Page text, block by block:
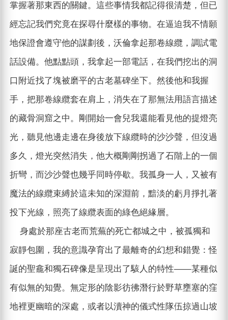
掌握著那東西的關鍵。這些事情我都記得很清楚，但已
經忘記我們究竟在探尋什麼樣的事物。在逼迫我不情願
地保證會遵守他的謀劃後，沃倫拿起那卷線纜，調試電
話設備。他點點頭，我拿起一部電話，在我們挖出的洞
口附近找了塊被磨平的古老墓碑坐下。然後他和我握
手，把那卷線纜套在肩上，消失在了那無法用語言描述
的藏骨洞窟之中。剛開始一會兒我還能看見他的提燈亮
光，聽見他邊走邊在身後放下線纜時的沙沙聲，但沒過
多久，燈光突然消失，他大概剛剛拐過了石階上的一個
折彎，而沙沙聲也幾乎同時停歇。我孤身一人，又被有
魔法的線纜束縛於這未知的深淵前，黯淡的虧月掙扎著
投下光線，照亮了線纜表面的綠色絕緣層。
身處於那座古老而荒蕪的死亡都城之中，被孤獨和
寂靜包圍，我的意識孕育出了最離奇的幻想和錯覺：怪
誕的聖龕和獨石碑像是呈現出了駭人的特性——某種似
有似無的知覺。無定形的陰影彷彿潛行於野草壅塞的窪
地裡更幽暗的深處，或者以瀆神的儀式性隊伍掠過山坡